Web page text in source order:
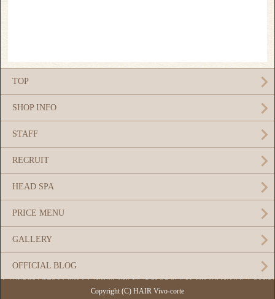
TOP
SHOP INFO
STAFF
RECRUIT
HEAD SPA
PRICE MENU
GALLERY
OFFICIAL BLOG
Copyright (C) HAIR Vivo-corte